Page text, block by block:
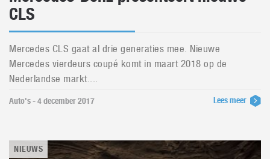
CLS
Mercedes CLS gaat al drie generaties mee. Nieuwe
Mercedes vierdeurs coupé komt in maart 2018 op de
Nederlandse markt....
Auto's - 4 december 2017 Lees meer
NIEUWS